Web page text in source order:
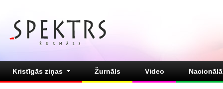
Kristīgās ziņas Žurnāls Video